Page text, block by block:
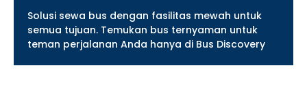
Solusi sewa bus dengan fasilitas mewah untuk
semua tujuan. Temukan bus ternyaman untuk
teman perjalanan Anda hanya di Bus Discovery